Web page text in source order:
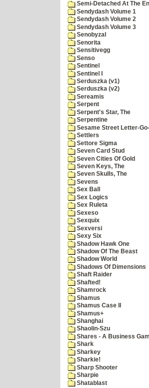
Semi-Detached At The
Sendydash Volume 1
Sendydash Volume 2
Sendydash Volume 3
Senobyzal
Senorita
Sensitivegg
Senso
Sentinel
Sentinel I
Serduszka (v1)
Serduszka (v2)
Sereamis
Serpent
Serpent's Star, The
Serpentine
Sesame Street Letter-
Settlers
Settore Sigma
Seven Card Stud
Seven Cities Of Gold
Seven Keys, The
Seven Skulls, The
Sevens
Sex Ball
Sex Logics
Sex Ruleta
Sexeso
Sexquix
Sexversi
Sexy Six
Shadow Hawk One
Shadow Of The Beast
Shadow World
Shadows Of Dimensions
Shaft Raider
Shafted!
Shamrock
Shamus
Shamus Case II
Shamus+
Shanghai
Shaolin-Szu
Shares - A Business
Shark
Sharkey
Sharkie!
Sharp Shooter
Sharpie
Shatablast